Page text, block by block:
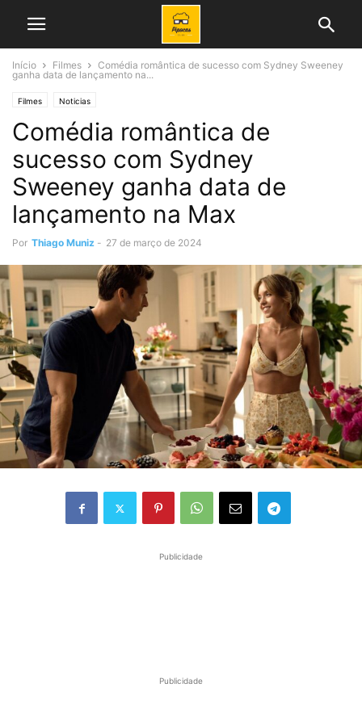
Início Filmes
Comédia romântica de sucesso com Sydney Sweeney
ganha data de lançamento na...
Filmes Noticias
Comédia romântica de
sucesso com Sydney
Sweeney ganha data de
lançamento na Max
Por Thiago Muniz - 27 de março de 2024
Publicidade
Publicidade